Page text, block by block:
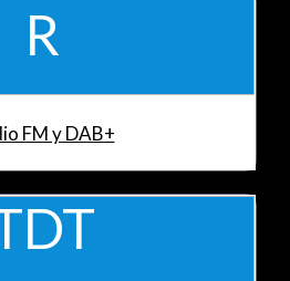
R
FM y DAB+